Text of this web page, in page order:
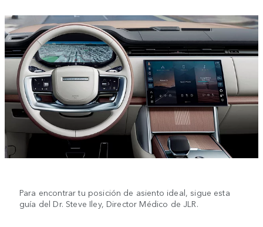
Para encontrar tu posición de asiento ideal, sigue esta
guía del Dr. Steve Iley, Director Médico de JLR.